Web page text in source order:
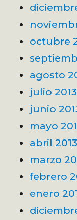
octubre
agosto
julio 2013
junio
mayo
abril 2013
marzo
febrero
enero